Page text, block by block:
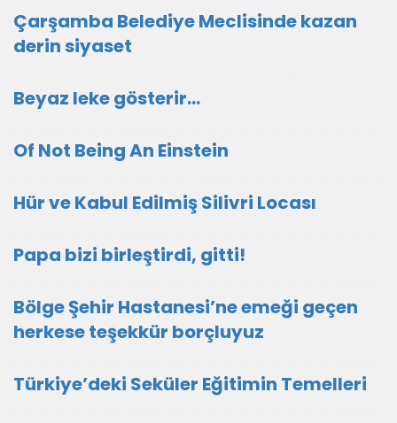
Çarşamba Belediye Meclisinde kazan
derin siyaset
Beyaz leke gösterir…
Of Not Being An Einstein
Hür ve Kabul Edilmiş Silivri Locası
Papa bizi birleştirdi, gitti!
Bölge Şehir Hastanesi’ne emeği geçen
herkese teşekkür borçluyuz
Türkiye’deki Seküler Eğitimin Temelleri